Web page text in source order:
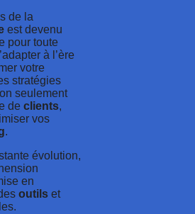
de la
est devenu
pour toute
à l’ère
votre
stratégies
seulement
de clients,
vos
.
évolution,
en
outils et